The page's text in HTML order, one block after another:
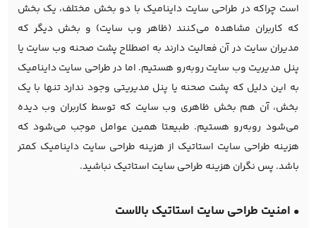
است چراکه در طراحی سایت داینامیک با دو بخش مختلف، یک بخش
که کاربران مشاهده می‌کنند (ظاهر وب سایت) و بخش دیگر که
مدیران سایت در آن فعالیت دارند به اصطلاح پشت صحنه وب سایت یا
پنل مدیریت وب سایت روبه‌رو هستیم. اما در طراحی سایت داینامیک
به این دلیل که پشت صحنه یا پنل مدیریتی وجود ندارد تنها با یک
بخش، آن هم بخش ظاهری وب سایت که توسط کاربران وب دیده
می‌شود روبه‌رو هستیم. طبیعتا همین عوامل موجب می‌شود که
هزینه طراحی سایت استاتیک از هزینه طراحی سایت داینامیک کمتر
باشد. پس نگران هزینه طراحی سایت استاتیک نباشید.
• امنیت طراحی سایت استاتیک بالاست